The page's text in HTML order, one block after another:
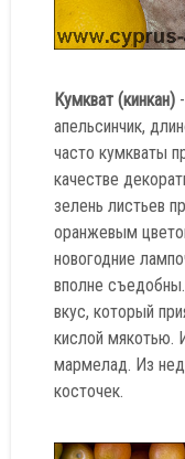
Кумкват (кинкан)
апельсинчик,
часто кумкваты
качестве
зелень листьев
оранжевым
новогодние
вполне
вкус, который
кислой мякотью.
мармелад. Из
косточек.